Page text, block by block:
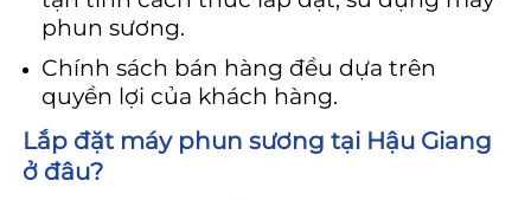
phun sương.
Chính sách bán hàng đều dựa trên
quyền lợi của khách hàng.
Lắp đặt máy phun sương tại Hậu Giang
ở đâu?